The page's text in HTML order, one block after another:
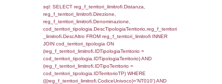
((f_territori_limitrofi.IDTipoTerritorio)=3)),
0.070035934448242
sql: SELECT
reg_f_territori_limitrofi.Direzione,
reg_f_territori_limitrofi.Denominazione,